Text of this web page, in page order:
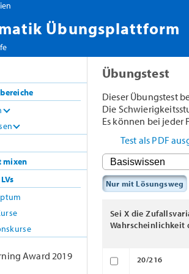
Übungsplattform
mixen
Übungstest
Dieser Übungstest
Die
Es können bei jeder
Test als PDF
Nur mit Lösungsweg
Sei X die
Wahrscheinlichkeit
20/216